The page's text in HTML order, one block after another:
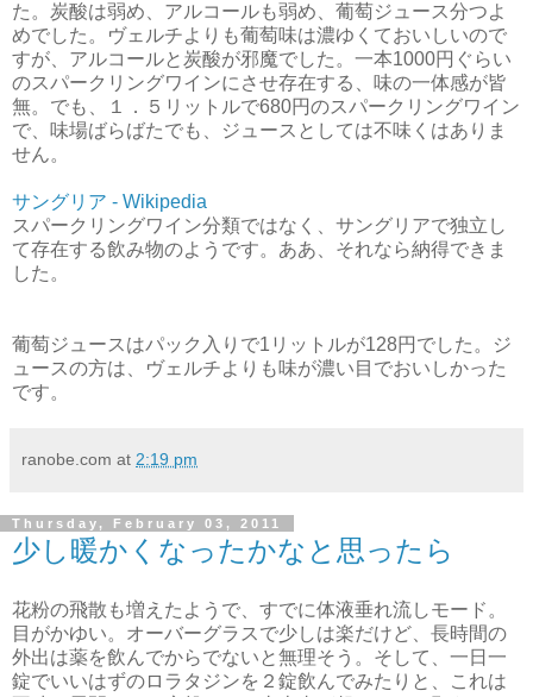
た。炭酸は弱め、アルコールも弱め、葡萄ジュース分つよ
めでした。ヴェルチよりも葡萄味は濃ゆくておいしいので
すが、アルコールと炭酸が邪魔でした。一本1000円ぐらい
のスパークリングワインにさせ存在する、味の一体感が皆
無。でも、１．５リットルで680円のスパークリングワイン
で、味場ばらばたでも、ジュースとしては不味くはありま
せん。
サングリア - Wikipedia
スパークリングワイン分類ではなく、サングリアで独立し
て存在する飲み物のようです。ああ、それなら納得できま
した。
葡萄ジュースはパック入りで1リットルが128円でした。ジ
ュースの方は、ヴェルチよりも味が濃い目でおいしかった
です。
ranobe.com at 2:19 pm
Thursday, February 03, 2011
少し暖かくなったかなと思ったら
花粉の飛散も増えたようで、すでに体液垂れ流しモード。
目がかゆい。オーバーグラスで少しは楽だけど、長時間の
外出は薬を飲んでからでないと無理そう。そして、一日一
錠でいいはずのロラタジンを２錠飲んでみたりと、これは